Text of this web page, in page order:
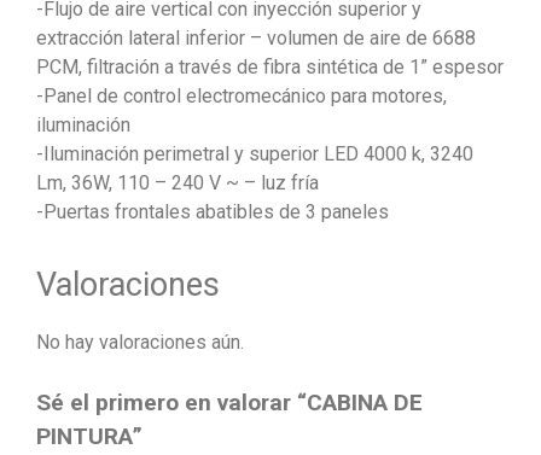
-Flujo de aire vertical con inyección superior y
extracción lateral inferior – volumen de aire de 6688
PCM, filtración a través de fibra sintética de 1” espesor
-Panel de control electromecánico para motores,
iluminación
-Iluminación perimetral y superior LED 4000 k, 3240
Lm, 36W, 110 – 240 V ~ – luz fría
-Puertas frontales abatibles de 3 paneles
Valoraciones
No hay valoraciones aún.
Sé el primero en valorar “CABINA DE
PINTURA”